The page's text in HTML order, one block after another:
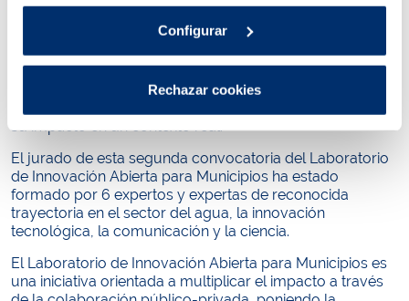
Configurar
Rechazar cookies
enfriamiento urbano mediante el uso de subbases
permeables multifuncionales”, basada en una solución
especializada en drenaje urbano sostenible. La solución
ganadora se implementará en el municipio de Sant Joan
El jurado de esta segunda convocatoria del Laboratorio
de Innovación Abierta para Municipios ha estado
formado por 6 expertos y expertas de reconocida
trayectoria en el sector del agua, la innovación
tecnológica, la comunicación y la ciencia.
El Laboratorio de Innovación Abierta para Municipios es
una iniciativa orientada a multiplicar el impacto a través